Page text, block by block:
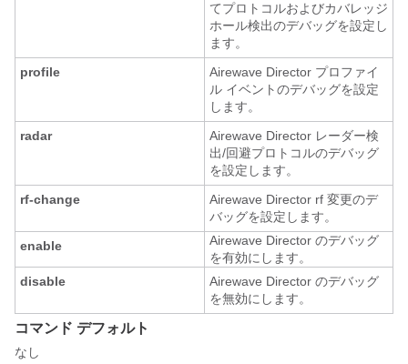
てプロトコルおよびカバレッジ
ホール検出のデバッグを設定し
ます。
profile
Airewave Director プロファイ
ル イベントのデバッグを設定
します。
radar
Airewave Director レーダー検
出/回避プロトコルのデバッグ
を設定します。
rf-change
Airewave Director rf 変更のデ
バッグを設定します。
enable
Airewave Director のデバッグ
を有効にします。
disable
Airewave Director のデバッグ
を無効にします。
コマンド デフォルト
なし